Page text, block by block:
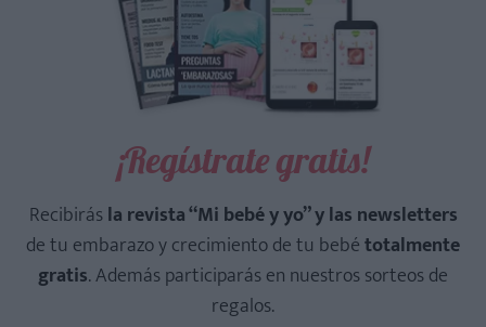
¡Regístrate gratis!
Recibirásla revista “Mi bebé y yo” y las newsletters
de tu embarazo y crecimiento de tu bebétotalmente
gratis. Además participarás en nuestros sorteos de
regalos.